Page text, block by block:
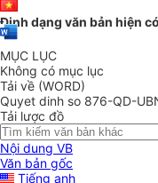
Định dạng văn bản hiện
MỤC LỤC
Không có mục lục
Tải về (WORD)
Quyet dinh so 876-QD-
Tải lược đồ
Nội dung VB
Văn bản gốc
Tiếng anh